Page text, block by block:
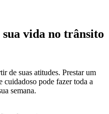
vida no trânsito
de suas atitudes. Prestar um
cuidadoso pode fazer toda a
semana.